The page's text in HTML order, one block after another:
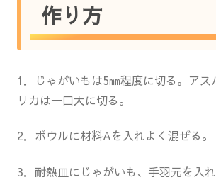
作り方
1．じゃがいもは5㎜程度に切る。アス
リカは一口大に切る。
2．ボウルに材料Aを入れよく混ぜる。
3．耐熱皿にじゃがいも、手羽元を入